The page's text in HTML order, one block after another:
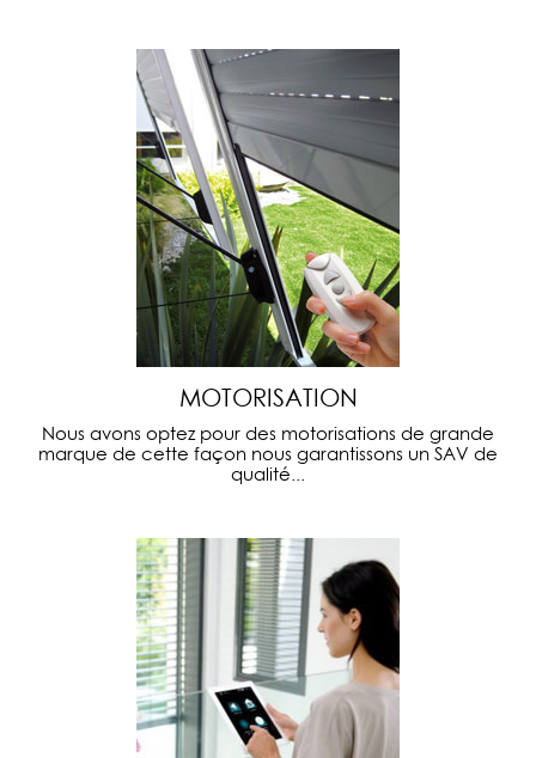
MOTORISATION
Nous avons optez pour des motorisations de grande
marque de cette façon nous garantissons un SAV de
qualité...